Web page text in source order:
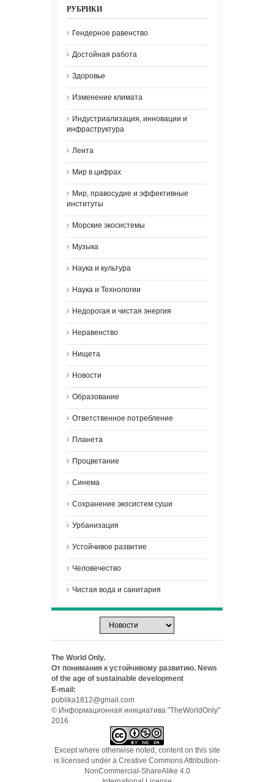
РУБРИКИ
Гендерное равенство
Достойная работа
Здоровье
Изменение климата
Индустриализация, инновации и
инфраструктура
Лента
Мир в цифрах
Мир, правосудие и эффективные
институты
Морские экосистемы
Музыка
Наука и культура
Наука и Технологии
Недорогая и чистая энергия
Неравенство
Нищета
Новости
Образование
Ответственное потребление
Планета
Процветание
Синема
Сохранение экосистем суши
Урбанизация
Устойчивое развитие
Человечество
Чистая вода и санитария
The World Only.
От понимания к устойчивому развитию. News
of the age of sustainable development
E-mail:
publika1812@gmail.com
© Информационная инициатива "TheWorldOnly"
2016
Except where otherwise noted, content on this site
is licensed under a Creative Commons Attribution-
NonCommercial-ShareAlike 4.0